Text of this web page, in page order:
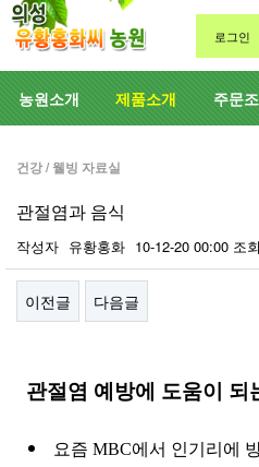
로그인
농원소개 제품소개 주문
건강 / 웰빙 자료실
관절염과 음식
작성자 유황홍화 10-12-20 00:00 조회
이전글 다음글
관절염 예방에 도움이 되
요즘 MBC에서 인기리에